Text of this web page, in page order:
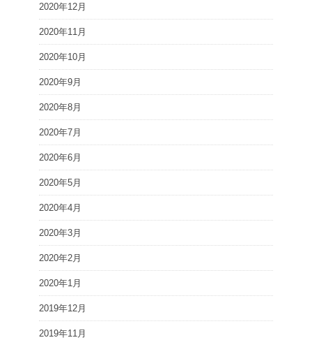
2020年12月
2020年11月
2020年10月
2020年9月
2020年8月
2020年7月
2020年6月
2020年5月
2020年4月
2020年3月
2020年2月
2020年1月
2019年12月
2019年11月